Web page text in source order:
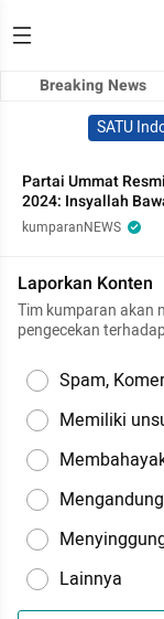
Breaking News
SATU
Partai Ummat
2024: Insyallah
kumparanNEWS
Laporkan Konten
Tim kumparan akan
pengecekan
Spam,
Memiliki
Lainnya